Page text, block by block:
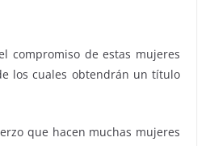
compromiso de estas mujeres
los cuales obtendrán un título
que hacen muchas mujeres